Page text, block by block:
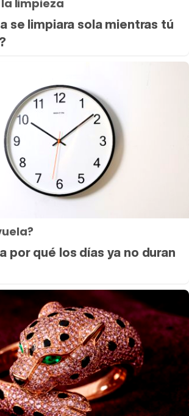
limpieza
se limpiara sola mientras tú
por qué los días ya no duran